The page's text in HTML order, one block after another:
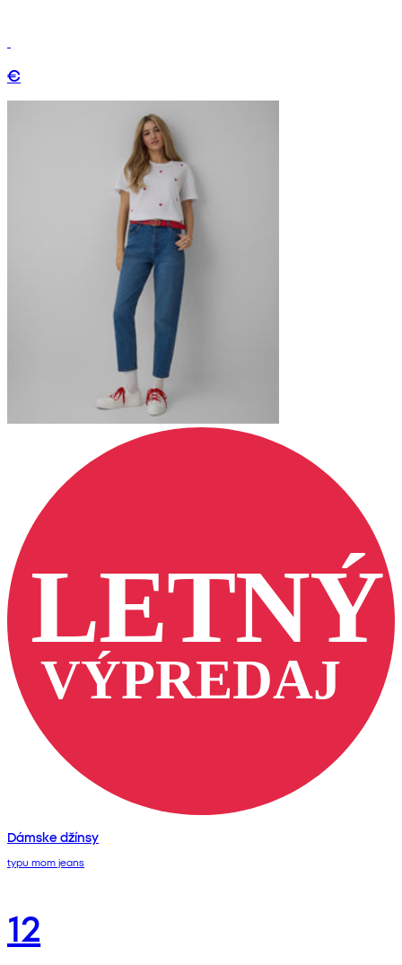
€
Dámske džínsy
typu mom jeans
12